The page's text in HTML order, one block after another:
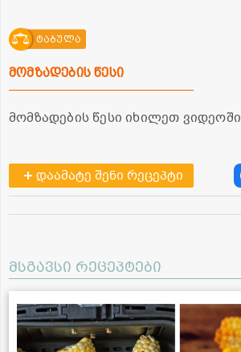
ტაბულა
მომზადების წესი
მომზადების წესი იხილეთ ვიდეოში
დაამატე შენი რეცეპტი
მსგავსი რეცეპტები